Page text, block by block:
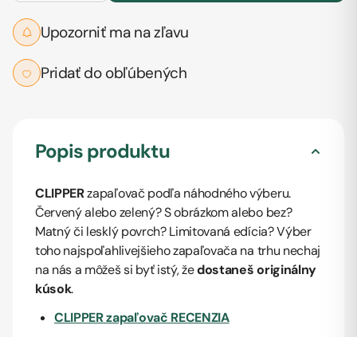
Upozorniť ma na zľavu
Pridať do obľúbených
Popis produktu
CLIPPERzapaľovač podľa náhodného výberu.
Červený alebo zelený? S obrázkom alebo bez?
Matný či lesklý povrch? Limitovaná edícia? Výber
toho najspoľahlivejšieho zapaľovača na trhu nechaj
na nás a môžeš si byť istý, žedostaneš originálny
kúsok.
CLIPPER zapaľovač RECENZIA